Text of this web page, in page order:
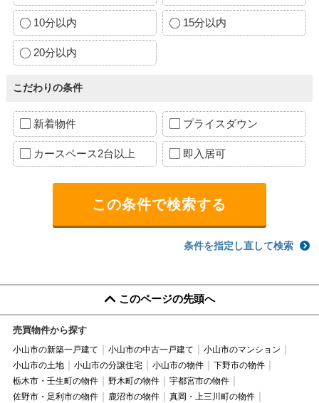
10分以内 15分以内
20分以内
こだわりの条件
新着物件 プライスダウン
カースペース2台以上 即入居可
条件を指定し直して検索
このページの先頭へ
売買物件から探す
小山市の新築一戸建て 小山市の中古一戸建て
小山市のマンション
小山市の土地
小山市の分譲住宅 小山市の物件
下野市の物件
栃木市・壬生町の物件
野木町の物件
宇都宮市の物件
佐野市・足利市の物件
鹿沼市の物件
真岡・上三川町の物件